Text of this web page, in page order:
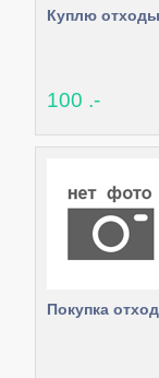
Куплю
100 .-
Покупка